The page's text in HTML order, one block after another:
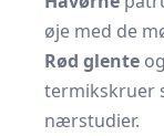
øje med de
Rød glente og
termikskruer
nærstudier.